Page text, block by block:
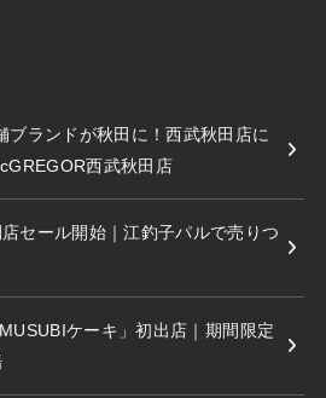
ブランドが秋田に！西武秋田店に
西武秋田店
店セール開始｜江釣子パルで売りつ
ケーキ」初出店｜期間限定